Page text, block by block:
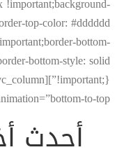
top-color: #dddddd
bottom-
bottom-style: solid
to-top”]
أحدث